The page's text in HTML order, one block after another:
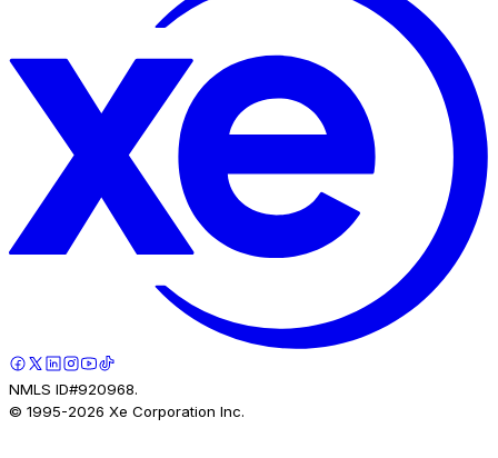
NMLS ID#920968.
© 1995-2026 Xe Corporation Inc.